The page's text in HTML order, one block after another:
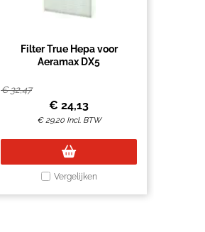
Filter True Hepa voor
Aeramax DX5
€32,47
€ 24,13
€29,20 Incl. BTW
Vergelijken